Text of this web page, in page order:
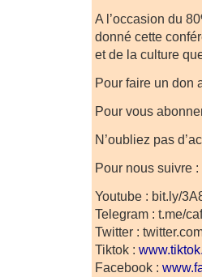
A l’occasion du 80
donné cette
et de la culture
Pour faire un don
Pour vous
N’oubliez pas
Pour nous suivre :
Youtube : bit.ly/
Telegram : t.me/
Twitter :
Tiktok :
Facebook :